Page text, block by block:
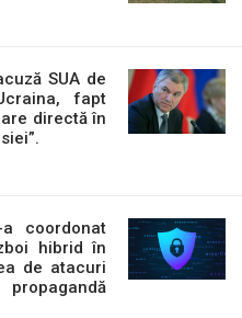
SUA de
fapt
directă în
coordonat
hibrid în
de atacuri